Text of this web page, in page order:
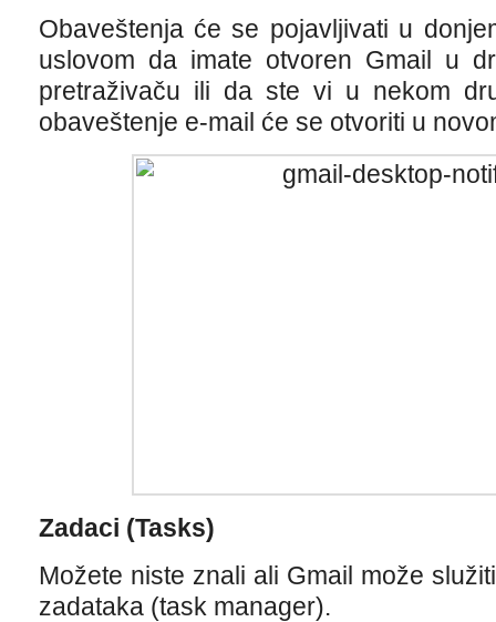
Obaveštenja će se pojavljivati u
uslovom da imate otvoren Gmail u
pretraživaču ili da ste vi u nekom
obaveštenje e-mail će se otvoriti u
Zadaci (Tasks)
Možete niste znali ali Gmail može
zadataka (task manager).